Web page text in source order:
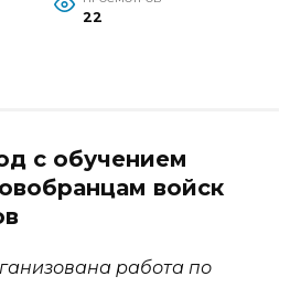
22
с обучением
войск
работа по